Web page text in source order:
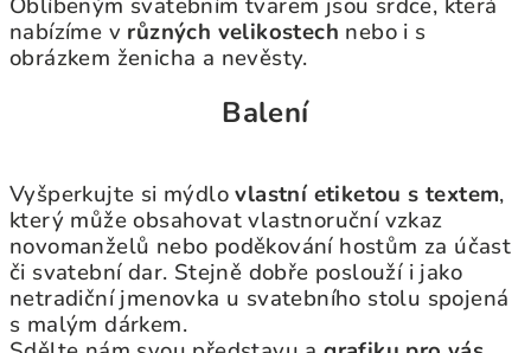
nabízíme v různých velikostech nebo i s
obrázkem ženicha a nevěsty.
Balení
Vyšperkujte si mýdlovlastní etiketou s textem,
který může obsahovat vlastnoruční vzkaz
novomanželů nebo poděkování hostům za účast
či svatební dar. Stejně dobře poslouží i jako
netradiční jmenovka u svatebního stolu spojená
s malým dárkem.